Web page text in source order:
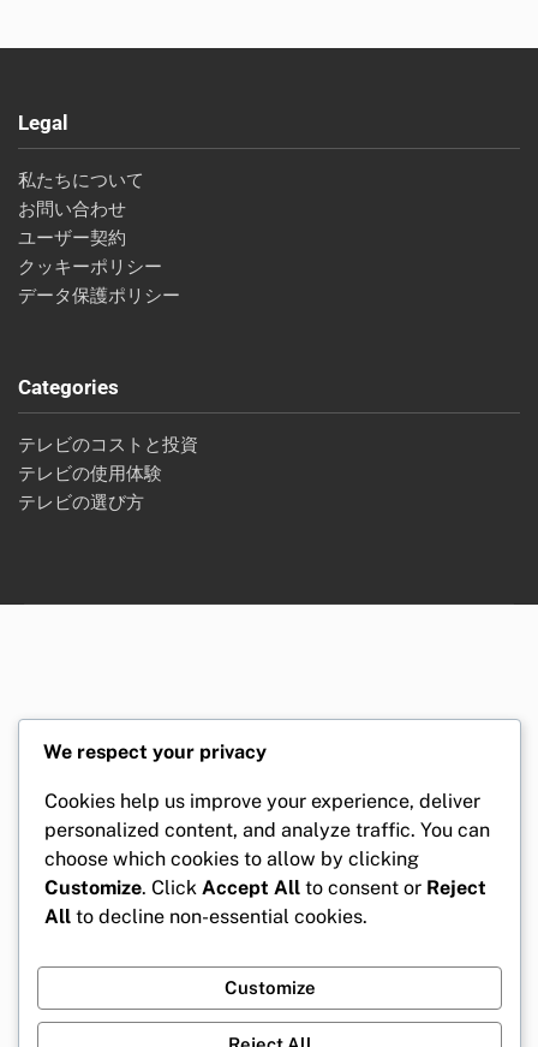
Legal
私たちについて
お問い合わせ
ユーザー契約
クッキーポリシー
データ保護ポリシー
Categories
テレビのコストと投資
テレビの使用体験
テレビの選び方
We respect your privacy
Cookies help us improve your experience, deliver
personalized content, and analyze traffic. You can
choose which cookies to allow by clicking
Customize. Click Accept All to consent or Reject
All to decline non-essential cookies.
Customize